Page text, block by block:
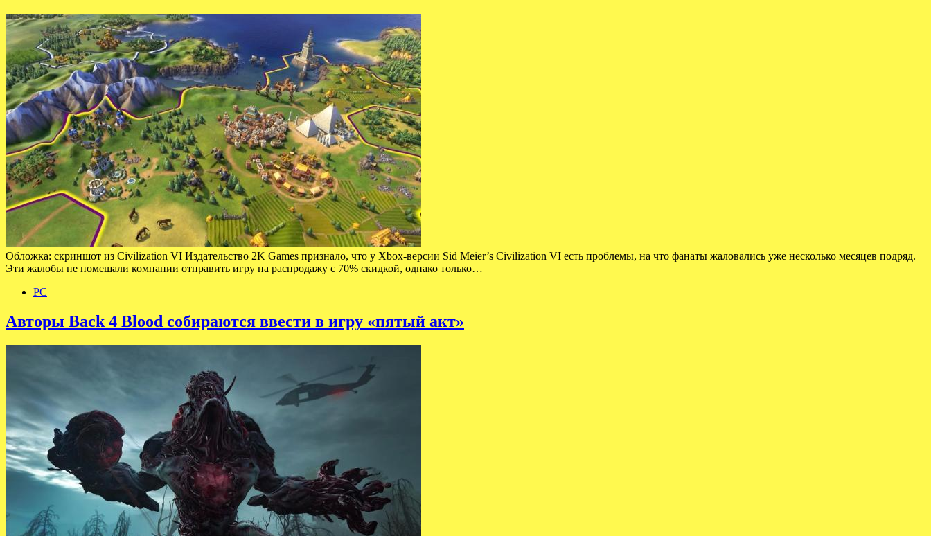
Обложка: скриншот из Civilization VI Издательство 2K Games признало, что у Xbox-версии Sid Meier’s Civilization VI есть проблемы, на что фанаты жаловались уже несколько месяцев подряд.
Эти жалобы не помешали компании отправить игру на распродажу с 70% скидкой, однако только…
PC
Авторы Back 4 Blood собираются ввести в игру «пятый акт»